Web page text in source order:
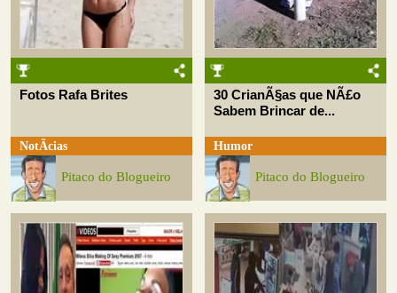
Fotos Rafa Brites
NotÃ­cias
Pitaco do Blogueiro
30 CrianÃ§as que NÃ£o
Sabem Brincar de...
Humor
Pitaco do Blogueiro